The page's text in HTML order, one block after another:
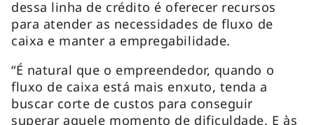
dessa linha de crédito é oferecer recursos
para atender as necessidades de fluxo de
caixa e manter a empregabilidade.
“É natural que o empreendedor, quando o
fluxo de caixa está mais enxuto, tenda a
buscar corte de custos para conseguir
superar aquele momento de dificuldade. E às